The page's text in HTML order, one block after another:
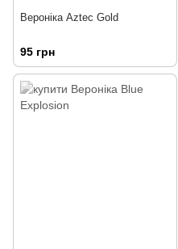
Вероніка Aztec Gold
95 грн